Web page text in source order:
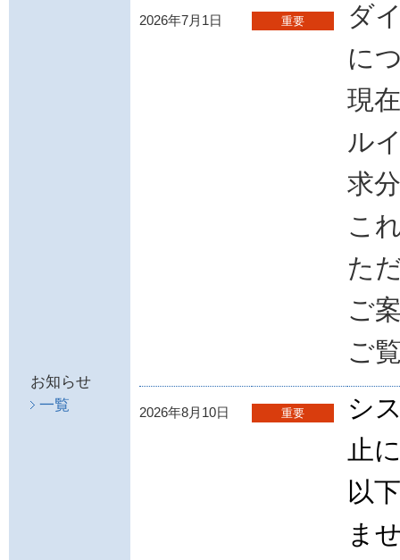
お知らせ
一覧
2026年7月1日 重要
ダ
に
現
ル
求
こ
た
ご
ご
2026年8月10日 重要
シ
止
以
ま